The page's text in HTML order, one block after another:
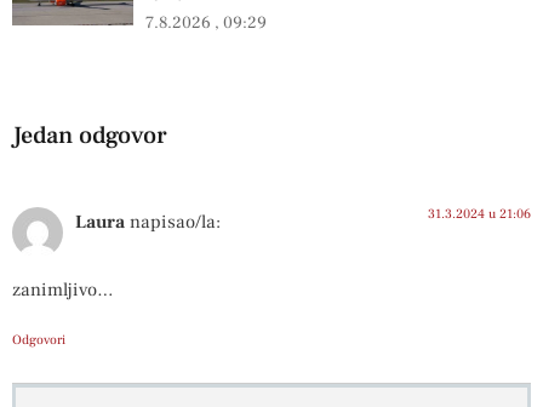
7.8.2026 09:29
Jedan odgovor
Laura napisao/la: 31.3.2024 u 21:06
zanimljivo…
Odgovori